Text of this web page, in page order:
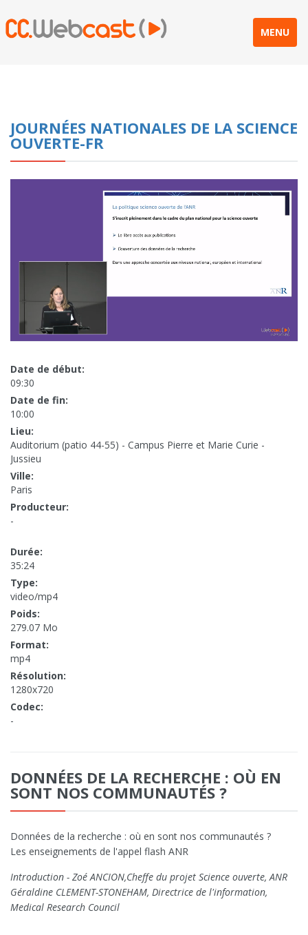
MENU
JOURNÉES NATIONALES DE LA SCIENCE
OUVERTE-FR
Date de début:
09:30
Date de fin:
10:00
Lieu:
Auditorium (patio 44-55) - Campus Pierre et Marie Curie -
Jussieu
Ville:
Paris
Producteur:
-
Durée:
35:24
Type:
video/mp4
Poids:
279.07 Mo
Format:
mp4
Résolution:
1280x720
Codec:
-
DONNÉES DE LA RECHERCHE : OÙ EN
SONT NOS COMMUNAUTÉS ?
Données de la recherche : où en sont nos communautés ?
Les enseignements de l'appel flash ANR
Introduction - Zoé ANCION,Cheffe du projet Science ouverte, ANR
Géraldine CLEMENT-STONEHAM, Directrice de l'information,
Medical Research Council